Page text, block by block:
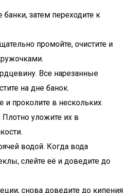
банки, затем переходите к
промойте, очистите и
Все нарезанные
на дне банок.
проколите в нескольких
Плотно уложите их в
водой. Когда вода
слейте её и доведите до
снова доведите до кипения